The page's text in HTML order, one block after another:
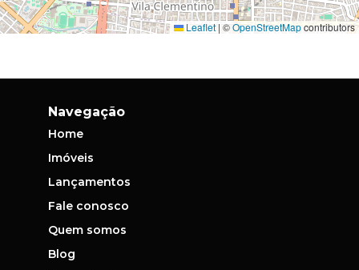
Leaflet | ©OpenStreetMapcontributors
Navegação
Home
Imóveis
Lançamentos
Fale conosco
Quem somos
Blog